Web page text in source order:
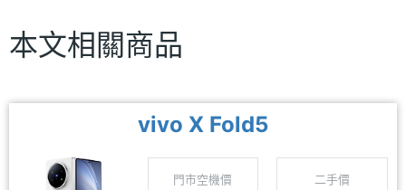
本文相關商品
vivo X Fold5
門市空機價 二手價